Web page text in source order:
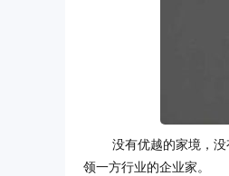
没有优越的家境，
领一方行业的企业家。